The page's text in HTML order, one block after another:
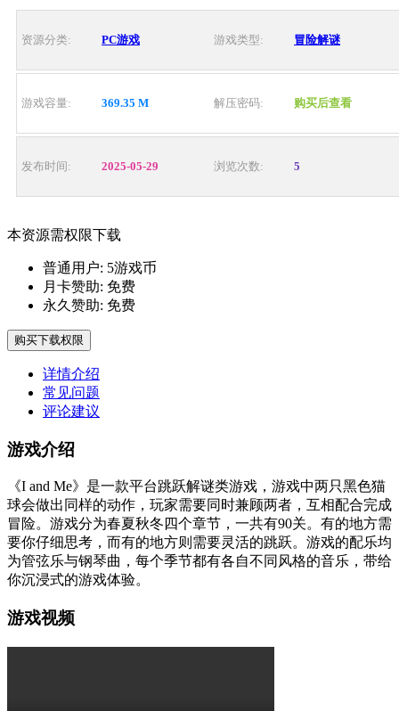
资源分类: PC游戏 游戏类型: 冒险解谜
游戏容量: 369.35 M 解压密码: 购买后查看
发布时间: 2025-05-29 浏览次数: 5
本资源需权限下载
普通用户: 5游戏币
月卡赞助: 免费
永久赞助: 免费
购买下载权限
详情介绍
常见问题
评论建议
游戏介绍
《I and Me》是一款平台跳跃解谜类游戏，游戏中两只黑色猫
球会做出同样的动作，玩家需要同时兼顾两者，互相配合完成
冒险。游戏分为春夏秋冬四个章节，一共有90关。有的地方需
要你仔细思考，而有的地方则需要灵活的跳跃。游戏的配乐均
为管弦乐与钢琴曲，每个季节都有各自不同风格的音乐，带给
你沉浸式的游戏体验。
游戏视频